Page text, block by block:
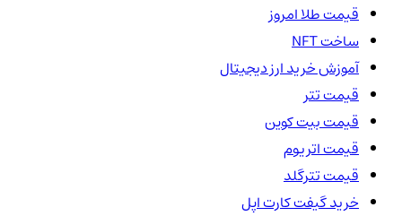
قیمت طلا امروز
ساخت NFT
آموزش خرید ارز دیجیتال
قیمت تتر
قیمت بیت کوین
قیمت اتریوم
قیمت تترگلد
خرید گیفت کارت اپل